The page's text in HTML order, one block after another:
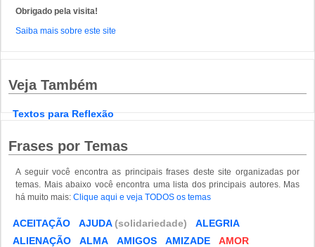
Obrigado pela visita!
Saiba mais sobre este site
Veja Também
Textos para Reflexão
Frases por Temas
A seguir você encontra as principais frases deste site organizadas por
temas. Mais abaixo você encontra uma lista dos principais autores. Mas
há muito mais: Clique aqui e veja TODOS os temas
ACEITAÇÃO AJUDA(solidariedade)
ALEGRIA
ALIENAÇÃO
ALMA AMIGOS AMIZADE
AMOR